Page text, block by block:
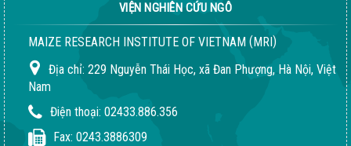
VIỆN NGHIÊN CỨU NGÔ
MAIZE RESEARCH INSTITUTE OF VIETNAM (MRI)
Địa chỉ: 229 Nguyễn Thái Học, xã Đan Phượng, Hà Nội, Việt
Nam
Điện thoại: 02433.886.356
Fax: 0243.3886309